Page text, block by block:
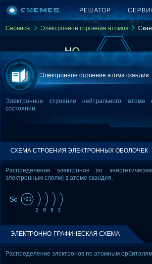
РЕШАТОР
Сервисы Электронное строение атомов
Электронное строение атома скандия
Электронное строение нейтрального атома
состоянии.
СХЕМА СТРОЕНИЯ ЭЛЕКТРОННЫХ ОБОЛОЧЕК
Распределение электронов по
электронным слоям) в атоме скандия.
Sc
+21
2
8 9 2
ЭЛЕКТРОННО-ГРАФИЧЕСКАЯ СХЕМА
Распределение электронов по атомным